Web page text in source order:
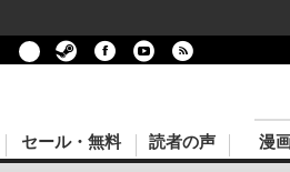
セール・無料 読者の声 漫